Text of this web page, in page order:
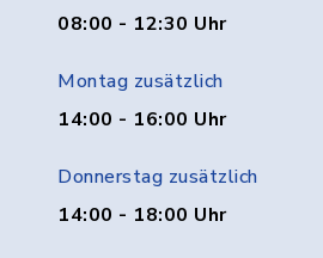
08:00 - 12:30 Uhr
Montag zusätzlich
14:00 - 16:00 Uhr
Donnerstag zusätzlich
14:00 - 18:00 Uhr